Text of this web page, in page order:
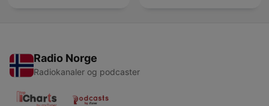
Radio Norge
Radiokanaler og podcaster